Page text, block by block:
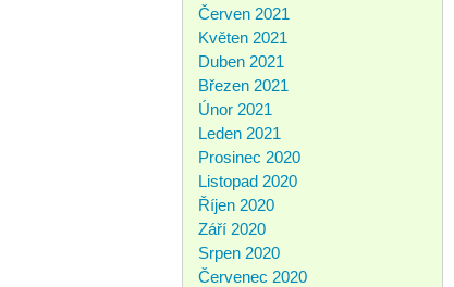
Červen 2021
Květen 2021
Duben 2021
Březen 2021
Únor 2021
Leden 2021
Prosinec 2020
Listopad 2020
Říjen 2020
Září 2020
Srpen 2020
Červenec 2020